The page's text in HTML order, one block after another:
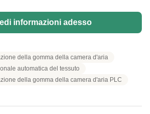
informazioni adesso
della gomma della camera d'aria
automatica del tessuto
della gomma della camera d'aria PLC